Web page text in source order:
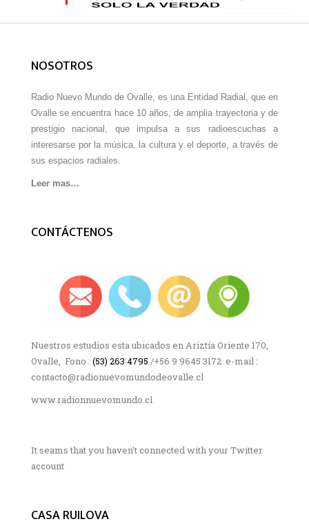
NOSOTROS
Radio Nuevo Mundo de Ovalle, es una Entidad Radial, que en
Ovalle se encuentra hace 10 años, de amplia trayectoria y de
prestigio nacional, que impulsa a sus radioescuchas a
interesarse por la música, la cultura y el deporte, a través de
sus espacios radiales.
Leer mas…
CONTÁCTENOS
Nuestros estudios esta ubicados en Ariztía Oriente 170,
Ovalle, Fono : (53) 263 4795 /+56 9 9645 3172 e-mail :
contacto@radionuevomundodeovalle.cl
www.radionnuevomundo.cl
It seams that you haven't connected with your Twitter
account
CASA RUILOVA